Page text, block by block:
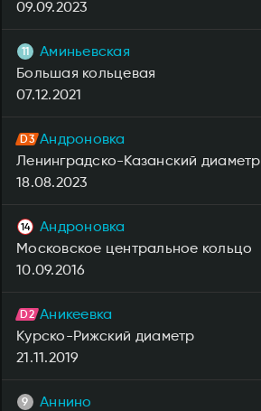
09.09.2023
Аминьевская
Большая кольцевая
07.12.2021
Андроновка
Ленинградско-Казанский диаметр
18.08.2023
Андроновка
Московское центральное кольцо
10.09.2016
Аникеевка
Курско-Рижский диаметр
21.11.2019
Аннино